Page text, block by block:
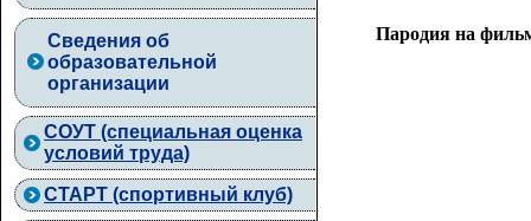
Сведения об
образовательной
организации
СОУТ (специальная оценка
условий труда)
СТАРТ (спортивный клуб)
Пародия на